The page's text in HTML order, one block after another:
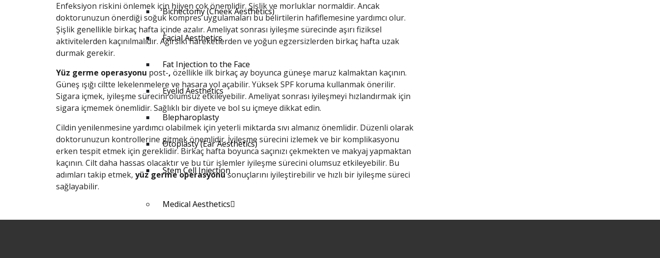
Bichectomy (Cheek Aesthetics)
Facial Aesthetics
Fat Injection to the Face
Eyelid Aesthetics
Blepharoplasty
Otoplasty (Ear Aesthetics)
Stem Cell Injection
Medical Aesthetics
Enfeksiyon riskini önlemek için hijyen çok önemlidir. Şişlik ve morluklar normaldir. Ancak
doktorunuzun önerdiği soğuk kompres uygulamaları bu belirtilerin hafiflemesine yardımcı olur.
Şişlik genellikle birkaç hafta içinde azalır. Ameliyat sonrası iyileşme sürecinde aşırı fiziksel
aktivitelerden kaçınılmalıdır. Ağırsıkı hareketlerden ve yoğun egzersizlerden birkaç hafta uzak
durmak gerekir.
Yüz germe operasyonu post-, özellikle ilk birkaç ay boyunca güneşe maruz kalmaktan kaçının.
Güneş ışığı ciltte lekelenmelere ve hasara yol açabilir. Yüksek SPF koruma kullanmak önerilir.
Sigara içmek, iyileşme sürecini olumsuz etkileyebilir. Ameliyat sonrası iyileşmeyi hızlandırmak için
sigara içmemek önemlidir. Sağlıklı bir diyete ve bol su içmeye dikkat edin.
Cildin yenilenmesine yardımcı olabilmek için yeterli miktarda sıvı almanız önemlidir. Düzenli olarak
doktorunuzun kontrollerine gitmek önemlidir. İyileşme sürecini izlemek ve bir komplikasyonu
erken tespit etmek için gereklidir. Birkaç hafta boyunca saçınızı çekmekten ve makyaj yapmaktan
kaçının. Cilt daha hassas olacaktır ve bu tür işlemler iyileşme sürecini olumsuz etkileyebilir. Bu
adımları takip etmek, yüz germe operasyonusonuçlarını iyileştirebilir ve hızlı bir iyileşme süreci
sağlayabilir.